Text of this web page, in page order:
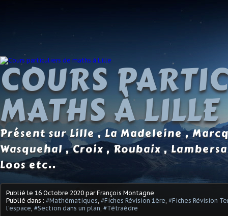
COURS
MATHS À LILLE
Présent sur Lille , La Madeleine ,
Wasquehal , Croix , Roubaix ,
Loos etc..
Publié le 16 Octobre 2020 par François Montagne
Publié dans : #Mathématiques #Fiches Révision 1ère #Fiches Révision
l'espace #Section dans un plan #Tétraèdre